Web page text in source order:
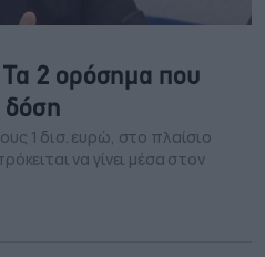
Τα 2 ορόσημα που
δόση
1 δισ. ευρώ, στο πλαίσιο
να γίνει μέσα στον